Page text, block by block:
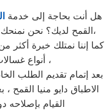
هل أنت بحاجة إلى خدمة
القمح لديك؟ نحن نمنحك خدمة الصيانة الفورية التي ترغب بها،
أنواع غسالات الأطباق دايو منيا القمح ،
بعد إتمام تقديم الطلب
الاطباق دايو منيا القمح
القيام بإصلاحه